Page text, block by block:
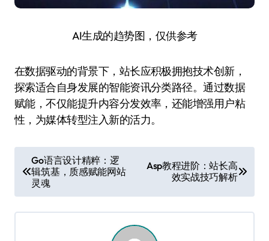
AI生成的趋势图，仅供参考
在数据驱动的背景下，站长应积极拥抱技术创新，
探索适合自身发展的智能资讯分类路径。通过数据
赋能，不仅能提升内容分发效率，还能增强用户粘
性，为媒体转型注入新的活力。
章
导
航
Go语言设计精粹：逻
辑筑基，质感赋能网站
灵魂
Asp教程进阶：站长高
效实战技巧解析